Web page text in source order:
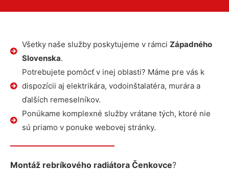
Všetky naše služby poskytujeme v rámci Západného
Slovenska.
Potrebujete pomôcť v inej oblasti? Máme pre vás k
dispozícii aj elektrikára, vodoinštalatéra, murára a
ďalších remeselníkov.
Ponúkame komplexné služby vrátane tých, ktoré nie
sú priamo v ponuke webovej stránky.
Montáž rebríkového radiátora Čenkovce?